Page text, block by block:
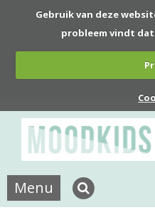
Gebruik van deze
probleem vindt
Menu